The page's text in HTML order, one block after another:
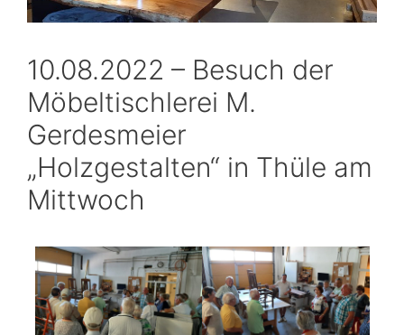
10.08.2022 – Besuch der
Möbeltischlerei M.
Gerdesmeier
„Holzgestalten“ in Thüle am
Mittwoch